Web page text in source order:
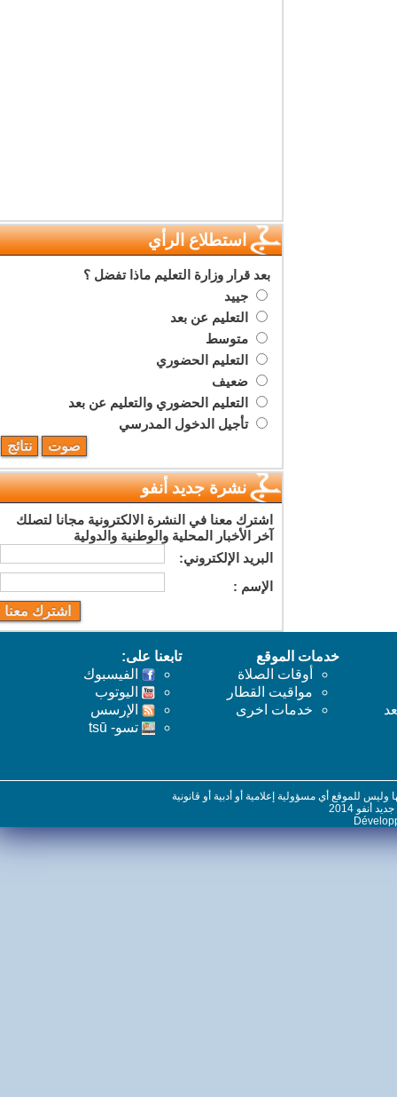
استطلاع الرأي
بعد قرار وزارة التعليم ماذا تفضل ؟
جييد
التعليم عن بعد
متوسط
التعليم الحضوري
ضعيف
التعليم الحضوري والتعليم عن بعد
تأجيل الدخول المدرسي
نشرة جديد أنفو
اشترك معنا في النشرة الالكترونية مجانا لتصلك
آخر الأخبار المحلية والوطنية والدولية
البريد اﻹلكتروني:
اﻹسم :
خدمات الموقع
أوقات الصلاة
مواقيت القطار
خدمات اخرى
تابعنا على:
الفيسبوك
اليوتوب
اﻹرسس
تسو- tsū
للموقع أي مسؤولية إعلامية أو أدبية أو قانونية
2014